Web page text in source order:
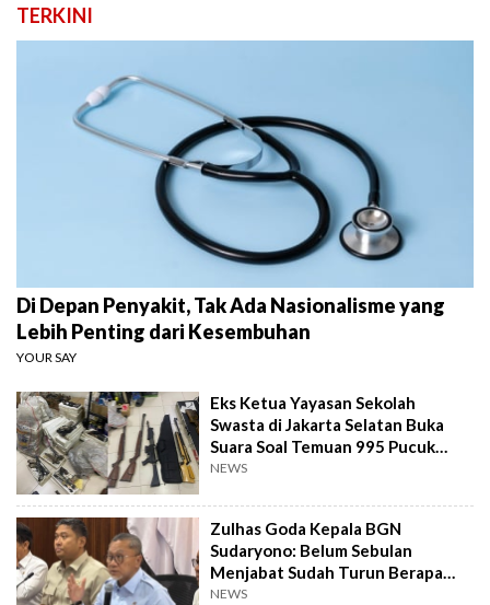
TERKINI
Di Depan Penyakit, Tak Ada Nasionalisme yang
Lebih Penting dari Kesembuhan
YOUR SAY
Eks Ketua Yayasan Sekolah
Swasta di Jakarta Selatan Buka
Suara Soal Temuan 995 Pucuk
Senjata Api
NEWS
Zulhas Goda Kepala BGN
Sudaryono: Belum Sebulan
Menjabat Sudah Turun Berapa
Kilo?
NEWS